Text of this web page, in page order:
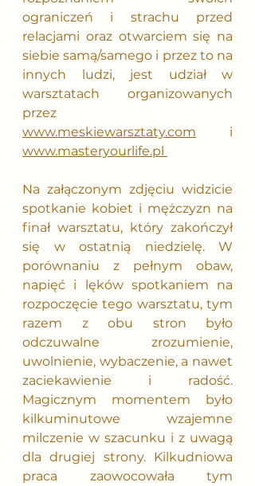
ograniczeń i strachu przed
relacjami oraz otwarciem się na
siebie samą/samego i przez to na
innych ludzi, jest udział w
warsztatach organizowanych
www.meskiewarsztaty.com
www.masteryourlife.pl
Na załączonym zdjęciu widzicie
spotkanie kobiet i mężczyzn na
finał warsztatu, który zakończył
się w ostatnią niedzielę. W
porównaniu z pełnym obaw,
napięć i lęków spotkaniem na
rozpoczęcie tego warsztatu, tym
razem z obu stron było
odczuwalne zrozumienie,
uwolnienie, wybaczenie, a nawet
zaciekawienie i radość.
Magicznym momentem było
kilkuminutowe wzajemne
milczenie w szacunku i z uwagą
dla drugiej strony. Kilkudniowa
praca zaowocowała tym